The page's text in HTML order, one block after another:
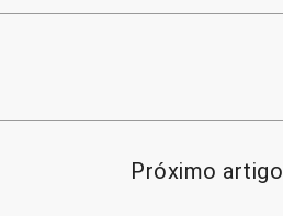
Próximo artigo